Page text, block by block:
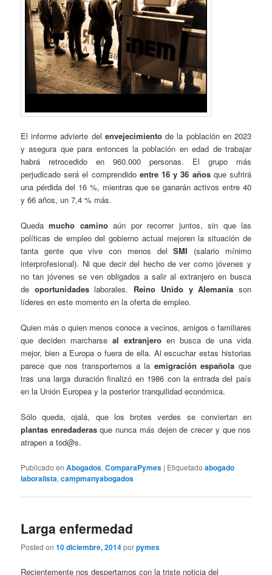
El informe advierte del envejecimientode la población en 2023
y asegura que para entonces la población en edad de trabajar
habrá retrocedido en 960.000 personas. El grupo más
perjudicado será el comprendido entre 16 y 36 añosque sufrirá
una pérdida del 16 %, mientras que se ganarán activos entre 40
y 66 años, un 7,4 % más.
Quedamucho caminoaún por recorrer juntos, sin que las
políticas de empleo del gobierno actual mejoren la situación de
tanta gente que vive con menos delSMI (salario mínimo
interprofesional). Ni que decir del hecho de ver como jóvenes y
no tan jóvenes se ven obligados a salir al extranjero en busca
de oportunidadeslaborales. Reino Unido y Alemania son
líderes en este momento en la oferta de empleo.
Quien más o quien menos conoce a vecinos, amigos o familiares
que deciden marcharseal extranjero en busca de una vida
mejor, bien a Europa o fuera de ella. Al escuchar estas historias
parece que nos transportemos a la emigración española que
tras una larga duración finalizó en 1986 con la entrada del país
en la Unión Europea y la posterior tranquilidad económica.
Sólo queda, ojalá, que los brotes verdes se conviertan en
plantas enredaderasque nunca más dejen de crecer y que nos
atrapen a tod@s.
Publicado en Abogados,ComparaPymes | Etiquetado abogado
laboralista,campmanyabogados
Larga enfermedad
Posted on10 diciembre, 2014porpymes
Recientemente nos despertamos con la triste noticia del